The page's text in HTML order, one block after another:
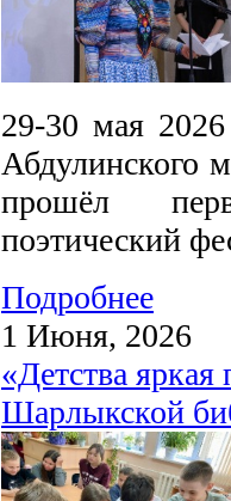
29-30 мая 2026
Абдулинского
прошёл
поэтический
Подробнее
1 Июня, 2026
«Детства яркая
Шарлыкской